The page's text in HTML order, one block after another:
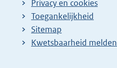
Privacy en cookies
Toegankelijkheid
Sitemap
E
Kwetsbaarheid melden